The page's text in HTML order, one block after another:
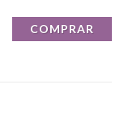
COMPRAR